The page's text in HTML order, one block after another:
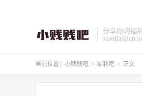
分享你的福
当前位置： 小贱贱吧 > 福利吧 > 正文